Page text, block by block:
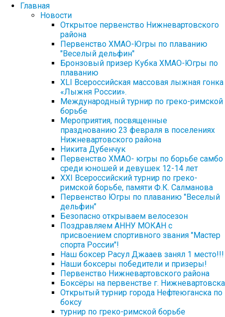
Главная
Новости
Открытое первенство Нижневартовского
района
Первенство ХМАО-Югры по плаванию
"Веселый дельфин"
Бронзовый призер Кубка ХМАО-Югры по
плаванию
XLI Всероссийская массовая лыжная гонка
«Лыжня России».
Международный турнир по греко-римской
борьбе
Мероприятия, посвященные
празднованию 23 февраля в поселениях
Нижневартовского района
Никита Дубенчук
Первенство ХМАО- югры по борьбе самбо
среди юношей и девушек 12-14 лет
XXI Всероссийский турнир по греко-
римской борьбе, памяти Ф.К. Салманова
Первенство Югры по плаванию "Веселый
дельфин"
Безопасно открываем велосезон
Поздравляем АННУ МОКАН с
присвоением спортивного звания "Мастер
спорта России"!
Наш боксер Расул Джааев занял 1 место!!!
Наши боксеры победители и призеры!
Первенство Нижневартовского района
Боксёры на первенстве г. Нижневартовска
Открытый турнир города Нефтеюганска по
боксу
турнир по греко-римской борьбе